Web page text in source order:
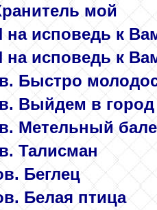
мой
исповедь к
исповедь к
Быстро
Выйдем в город
Метельный
Талисман
Беглец
Белая птица